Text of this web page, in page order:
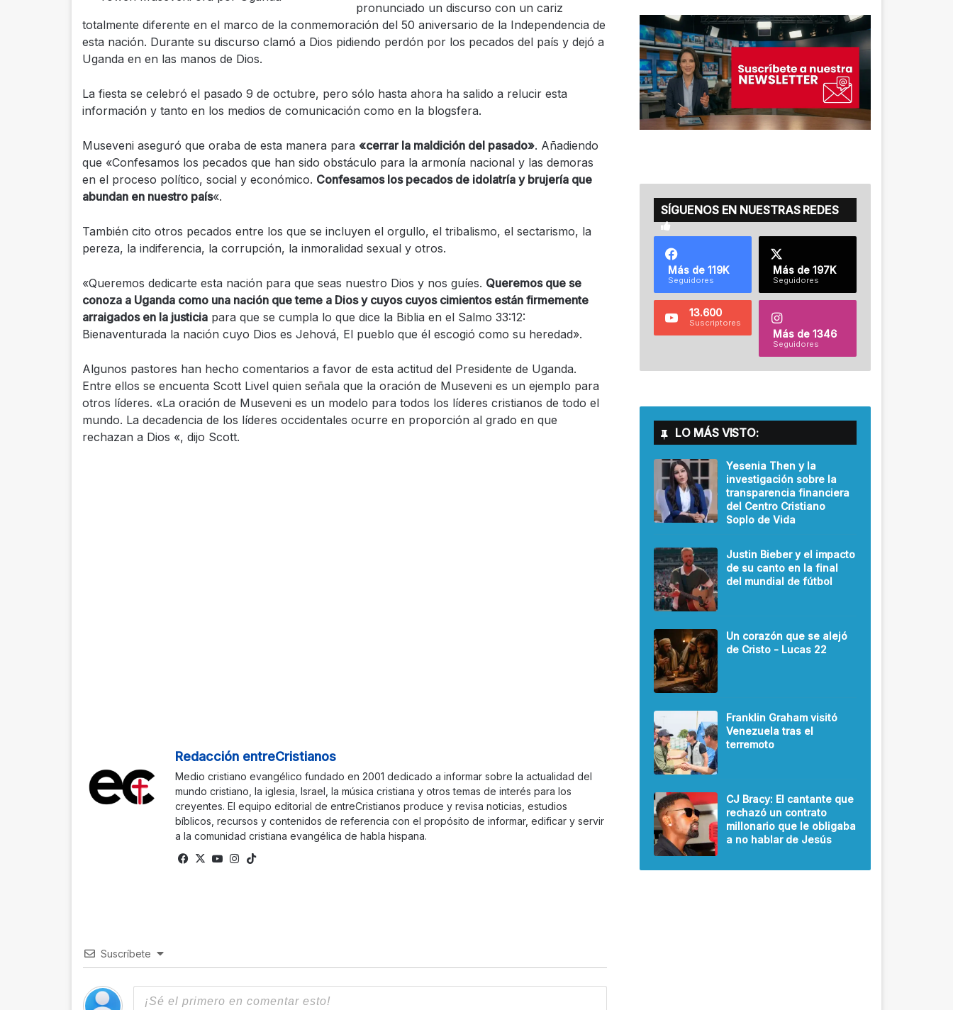
pronunciado un discurso con un cariz
totalmente diferente en el marco de la conmemoración del 50 aniversario de la Independencia de
esta nación. Durante su discurso clamó a Dios pidiendo perdón por los pecados del país y dejó a
Uganda en en las manos de Dios.
La fiesta se celebró el pasado 9 de octubre, pero sólo hasta ahora ha salido a relucir esta
información y tanto en los medios de comunicación como en la blogsfera.
Museveni aseguró que oraba de esta manera para «cerrar la maldición del pasado». Añadiendo
que «Confesamos los pecados que han sido obstáculo para la armonía nacional y las demoras
en el proceso político, social y económico. Confesamos los pecados de idolatría y brujería que
abundan en nuestro país«.
También cito otros pecados entre los que se incluyen el orgullo, el tribalismo, el sectarismo, la
pereza, la indiferencia, la corrupción, la inmoralidad sexual y otros.
«Queremos dedicarte esta nación para que seas nuestro Dios y nos guíes. Queremos que se
conoza a Uganda como una nación que teme a Dios y cuyos cuyos cimientos están firmemente
arraigados en la justiciapara que se cumpla lo que dice la Biblia en el Salmo 33:12:
Bienaventurada la nación cuyo Dios es Jehová, El pueblo que él escogió como su heredad».
Algunos pastores han hecho comentarios a favor de esta actitud del Presidente de Uganda.
Entre ellos se encuenta Scott Livel quien señala que la oración de Museveni es un ejemplo para
otros líderes. «La oración de Museveni es un modelo para todos los líderes cristianos de todo el
mundo. La decadencia de los líderes occidentales ocurre en proporción al grado en que
rechazan a Dios «, dijo Scott.
Redacción entreCristianos
Medio cristiano evangélico fundado en 2001 dedicado a informar sobre la actualidad del
mundo cristiano, la iglesia, Israel, la música cristiana y otros temas de interés para los
creyentes. El equipo editorial de entreCristianos produce y revisa noticias, estudios
bíblicos, recursos y contenidos de referencia con el propósito de informar, edificar y servir
a la comunidad cristiana evangélica de habla hispana.
Fa
X
Yo Ins
Suscríbete
SÍGUENOS EN NUESTRAS REDES
Más de 119K
Seguidores
Más de 197K
Seguidores
13.600
Suscriptores
Más de 1346
Seguidores
LO MÁS VISTO:
Yesenia Then y la
investigación sobre la
transparencia financiera
del Centro Cristiano
Soplo de Vida
Justin Bieber y el impacto
de su canto en la final
del mundial de fútbol
Un corazón que se alejó
de Cristo - Lucas 22
Franklin Graham visitó
Venezuela tras el
terremoto
CJ Bracy: El cantante que
rechazó un contrato
millonario que le obligaba
a no hablar de Jesús